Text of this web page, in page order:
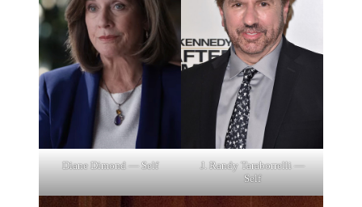
Diane Dimond — Self
J. Randy Taraborrelli —
Self